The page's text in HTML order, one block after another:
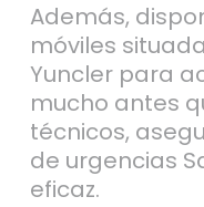
Además,
móviles
Yuncler para
mucho antes
técnicos,
de urgencias
eficaz.